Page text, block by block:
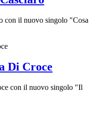
con il nuovo singolo "Cosa
Di Croce
con il nuovo singolo "Il